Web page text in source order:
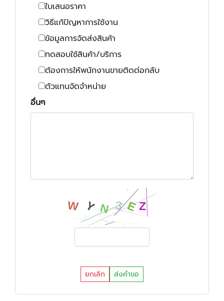
ใบเสนอราคา
วิธีแก้ปัญหาการใช้งาน
ข้อมูลการจัดส่งสินค้า
ทดสอบใช้สินค้า/บริการ
ต้องการให้พนักงานขายติดต่อกลับ
ตัวแทนจัดจำหน่าย
อื่นๆ
ยกเลิก ส่งคำขอ